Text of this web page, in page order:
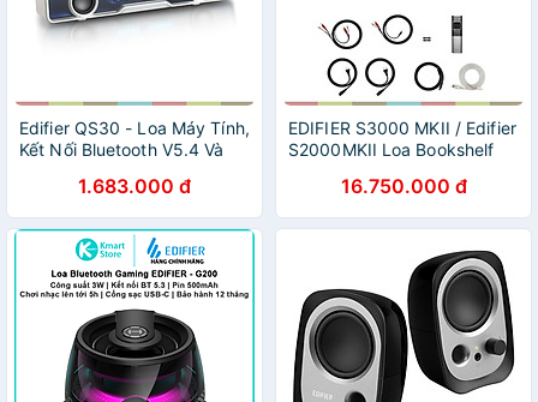
Edifier QS30 - Loa Máy Tính,
Kết Nối Bluetooth V5.4 Và
Công Suất 2,5W+2,5W, Hiệu
Ứng Ánh Sáng - Hàng chính
hãng
1.683.000 đ
EDIFIER S3000 MKII / Edifier
S2000MKII Loa Bookshelf
RMS, Bluetooth 5.0 Cho
Nghe Nhạc & Xem Phim -
Hàng Nhập Khẩu
16.750.000 đ